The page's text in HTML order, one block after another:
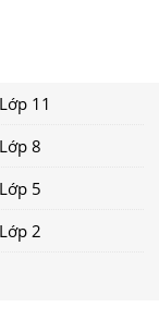
Lớp 11
Lớp 8
Lớp 5
Lớp 2